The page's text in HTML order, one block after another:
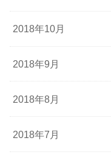
2018年10月
2018年9月
2018年8月
2018年7月